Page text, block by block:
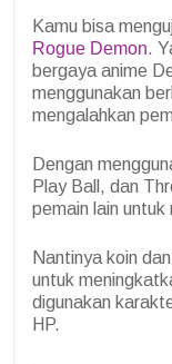
Kamu bisa
Rogue Demon.
bergaya anime
menggunakan
mengalahkan
Dengan
Play Ball, dan
pemain lain
Nantinya koin
untuk
digunakan
HP.